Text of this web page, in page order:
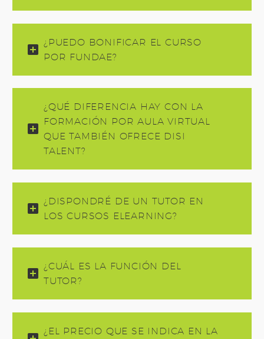
¿PUEDO BONIFICAR EL CURSO
POR FUNDAE?
¿QUÉ DIFERENCIA HAY CON LA
FORMACIÓN POR AULA VIRTUAL
QUE TAMBIÉN OFRECE DISI
TALENT?
¿DISPONDRÉ DE UN TUTOR EN
LOS CURSOS ELEARNING?
¿CUÁL ES LA FUNCIÓN DEL
TUTOR?
¿EL PRECIO QUE SE INDICA EN LA